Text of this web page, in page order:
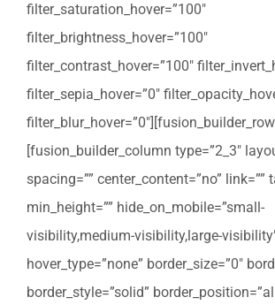
filter_saturation_hover=”100″
filter_brightness_hover=”100″
filter_contrast_hover=”100″
filter_sepia_hover=”0″
filter_blur_hover=”0″][fusion_builder_row]
[fusion_builder_column type=”2_3″
spacing=”” center_content=”no” link=””
min_height=”” hide_on_mobile=”small-
visibility,medium-visibility,large-visibility”
hover_type=”none” border_size=”0″
border_style=”solid”